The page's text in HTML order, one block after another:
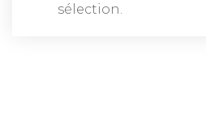
sélection.